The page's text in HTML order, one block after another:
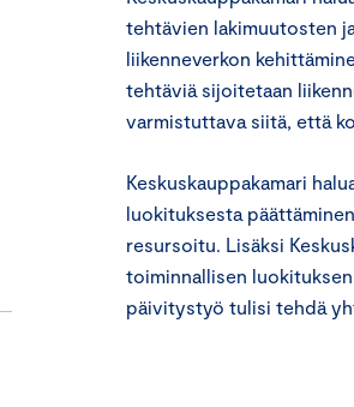
tehtävien lakimuutosten
liikenneverkon
tehtäviä sijoitetaan
varmistuttava siitä, että
Keskuskauppakamari
luokituksesta
resursoitu. Lisäksi
toiminnallisen
päivitystyö tulisi tehdä